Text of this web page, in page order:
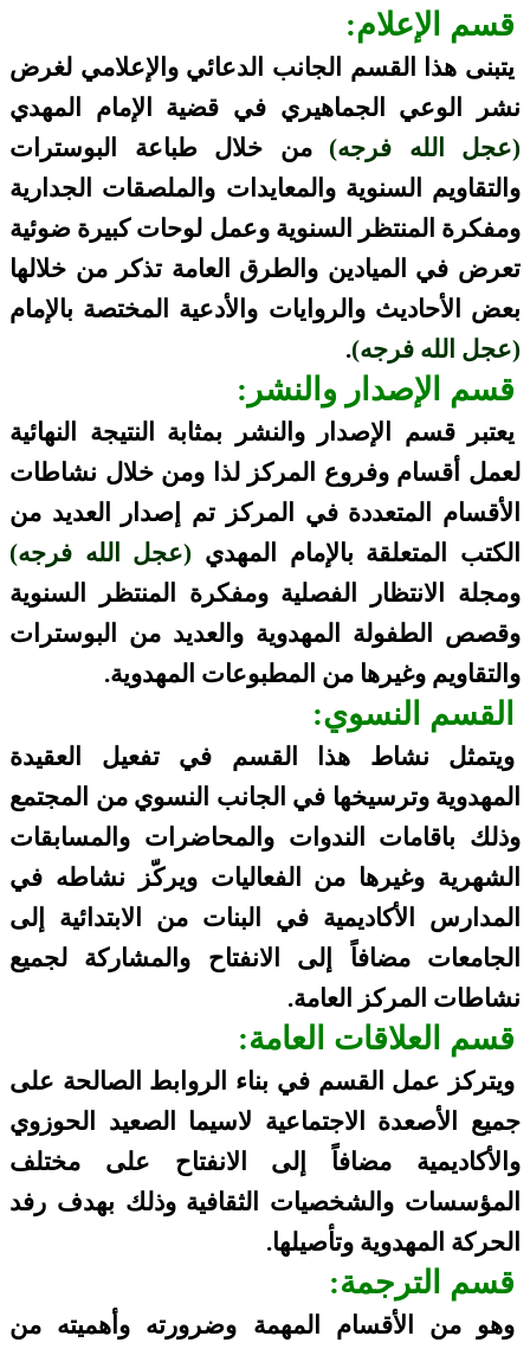
قسم الإعلام:
يتبنى هذا القسم الجانب الدعائي والإعلامي لغرض
نشر الوعي الجماهيري في قضية الإمام المهدي
(عجل الله فرجه) من خلال طباعة البوسترات
والتقاويم السنوية والمعايدات والملصقات الجدارية
ومفكرة المنتظر السنوية وعمل لوحات كبيرة ضوئية
تعرض في الميادين والطرق العامة تذكر من خلالها
بعض الأحاديث والروايات والأدعية المختصة بالإمام
(عجل الله فرجه).
قسم الإصدار والنشر:
يعتبر قسم الإصدار والنشر بمثابة النتيجة النهائية
لعمل أقسام وفروع المركز لذا ومن خلال نشاطات
الأقسام المتعددة في المركز تم إصدار العديد من
الكتب المتعلقة بالإمام المهدي (عجل الله فرجه)
ومجلة الانتظار الفصلية ومفكرة المنتظر السنوية
وقصص الطفولة المهدوية والعديد من البوسترات
والتقاويم وغيرها من المطبوعات المهدوية.
القسم النسوي:
ويتمثل نشاط هذا القسم في تفعيل العقيدة
المهدوية وترسيخها في الجانب النسوي من المجتمع
وذلك باقامات الندوات والمحاضرات والمسابقات
الشهرية وغيرها من الفعاليات ويركّز نشاطه في
المدارس الأكاديمية في البنات من الابتدائية إلى
الجامعات مضافاً إلى الانفتاح والمشاركة لجميع
نشاطات المركز العامة.
قسم العلاقات العامة:
ويتركز عمل القسم في بناء الروابط الصالحة على
جميع الأصعدة الاجتماعية لاسيما الصعيد الحوزوي
والأكاديمية مضافاً إلى الانفتاح على مختلف
المؤسسات والشخصيات الثقافية وذلك بهدف رفد
الحركة المهدوية وتأصيلها.
قسم الترجمة:
وهو من الأقسام المهمة وضرورته وأهميته من